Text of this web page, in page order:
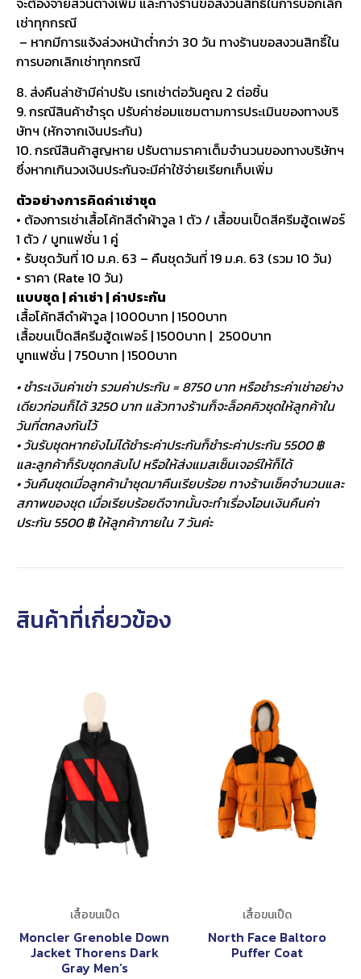
เช่าทุกกรณี
– หากมีการแจ้งล่วงหน้าต่ำกว่า 30 วัน ทางร้านขอสงวนสิทธิ์ใน
การบอกเลิกเช่าทุกกรณี
8. ส่งคืนล่าช้ามีค่าปรับ เรทเช่าต่อวันคูณ 2 ต่อชิ้น
9. กรณีสินค้าชำรุด ปรับค่าซ่อมแซมตามการประเมินของทางบริ
ษัทฯ (หักจากเงินประกัน)
10. กรณีสินค้าสูญหาย ปรับตามราคาเต็มจำนวนของทางบริษัทฯ
ซึ่งหากเกินวงเงินประกันจะมีค่าใช้จ่ายเรียกเก็บเพิ่ม
ตัวอย่างการคิดค่าเช่าชุด
• ต้องการเช่าเสื้อโค้ทสีดำผ้าวูล 1 ตัว / เสื้อขนเป็ดสีครีมฮู้ดเฟอร์
1 ตัว / บูทแฟชั่น 1 คู่
• รับชุดวันที่ 10 ม.ค. 63 – คืนชุดวันที่ 19 ม.ค. 63 (รวม 10 วัน)
• ราคา (Rate 10 วัน)
แบบชุด | ค่าเช่า | ค่าประกัน
เสื้อโค้ทสีดำผ้าวูล | 1000บาท | 1500บาท
เสื้อขนเป็ดสีครีมฮู้ดเฟอร์ | 1500บาท | 2500บาท
บูทแฟชั่น | 750บาท | 1500บาท
• ชำระเงินค่าเช่า รวมค่าประกัน = 8750 บาท หรือชำระค่าเช่าอย่าง
เดียวก่อนก็ได้ 3250 บาท แล้วทางร้านก็จะล็อคคิวชุดให้ลูกค้าใน
วันที่ตกลงกันไว้
• วันรับชุดหากยังไม่ได้ชำระค่าประกันก็ชำระค่าประกัน 5500 ฿
และลูกค้าก็รับชุดกลับไป หรือให้ส่งแมสเซ็นเจอร์ให้ก็ได้
• วันคืนชุดเมื่อลูกค้านำชุดมาคืนเรียบร้อย ทางร้านเช็คจำนวนและ
สภาพของชุด เมื่อเรียบร้อยดีจากนั้นจะทำเรื่องโอนเงินคืนค่า
ประกัน 5500 ฿ ให้ลูกค้าภายใน 7 วันค่ะ
สินค้าที่เกี่ยวข้อง
เสื้อขนเป็ด
Moncler Grenoble Down
Jacket Thorens Dark
Gray Men’s
เสื้อขนเป็ด
North Face Baltoro
Puffer Coat